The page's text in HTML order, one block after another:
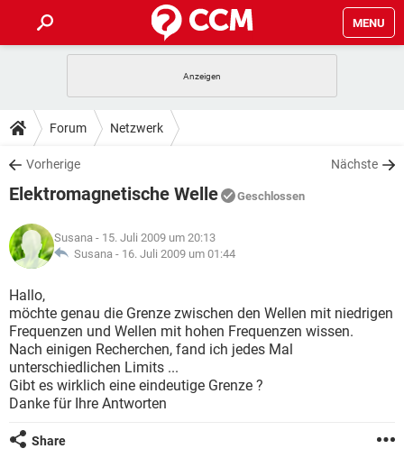
MENU
ANDROID
WINDOWS 10
WHATSAPP TIKTOK
FACEBOOK
TIPPS & TRICKS
SPIELE
WHATSAPP
FACEBOOK
DOWNLOADS
SPIELE STREAMING
ANDROID
WINDOWS 10 INSTAGRAM
WHATSAPP
FACEBOOK HARDWARE
SPIELE
ANDROID
WINDOWS 10
WHATSAPP TIKTOK
FACEBOOK
LEXIKON
SPIELE
ANDROID IOS
WINDOWS 10 INSTAGRAM
WHATSAPP TIKTOK
FACEBOOK
Forum Netzwerk
Vorherige Nächste
Elektromagnetische Welle Geschlossen
Susana - 15. Juli 2009 um 20:13
Susana - 16. Juli 2009 um 01:44
Hallo,
möchte genau die Grenze zwischen den Wellen mit niedrigen
Frequenzen und Wellen mit hohen Frequenzen wissen.
Nach einigen Recherchen, fand ich jedes Mal
unterschiedlichen Limits ...
Gibt es wirklich eine eindeutige Grenze ?
Danke für Ihre Antworten
Share